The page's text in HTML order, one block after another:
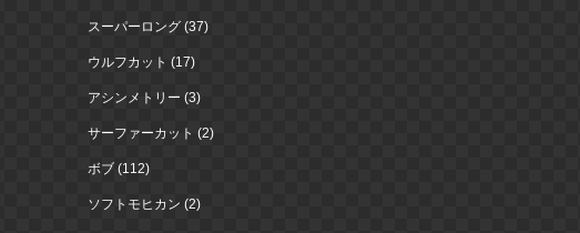
スーパーロング (37)
ウルフカット (17)
アシンメトリー (3)
サーファーカット (2)
ボブ (112)
ソフトモヒカン (2)